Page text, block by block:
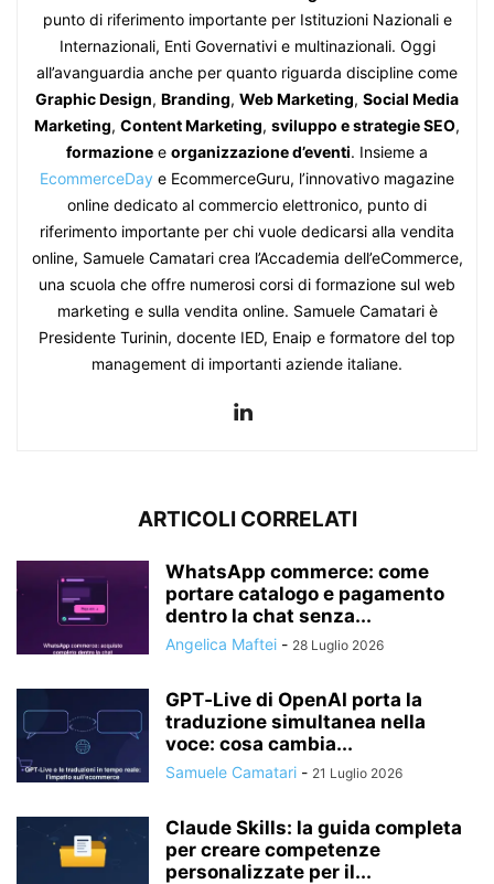
punto di riferimento importante per Istituzioni Nazionali e
Internazionali, Enti Governativi e multinazionali. Oggi
all’avanguardia anche per quanto riguarda discipline come
Graphic Design, Branding, Web Marketing, Social Media
Marketing, Content Marketing, sviluppo e strategie SEO,
formazione e organizzazione d’eventi. Insieme a
EcommerceDay e EcommerceGuru, l’innovativo magazine
online dedicato al commercio elettronico, punto di
riferimento importante per chi vuole dedicarsi alla vendita
online, Samuele Camatari crea l’Accademia dell’eCommerce,
una scuola che offre numerosi corsi di formazione sul web
marketing e sulla vendita online. Samuele Camatari è
Presidente Turinin, docente IED, Enaip e formatore del top
management di importanti aziende italiane.
ARTICOLI CORRELATI
WhatsApp commerce: come
portare catalogo e pagamento
dentro la chat senza...
Angelica Maftei - 28 Luglio 2026
GPT‑Live di OpenAI porta la
traduzione simultanea nella
voce: cosa cambia...
Samuele Camatari - 21 Luglio 2026
Claude Skills: la guida completa
per creare competenze
personalizzate per il...